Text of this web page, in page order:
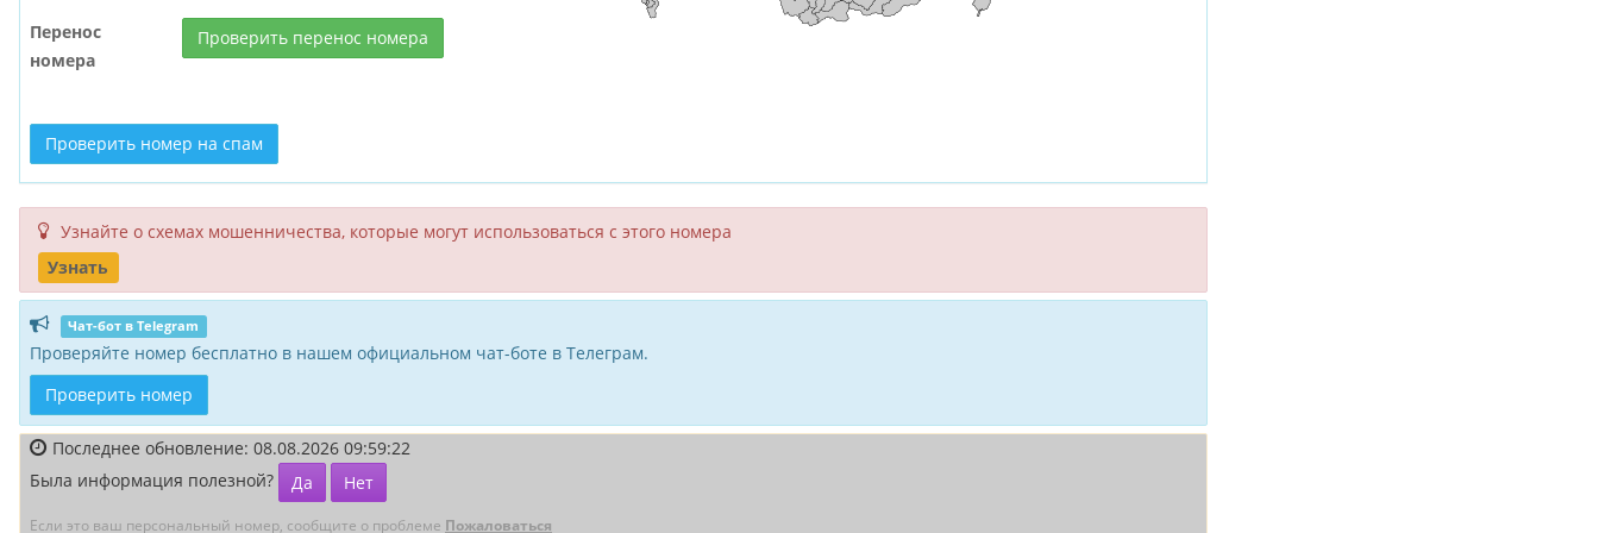
Перенос
номера
Проверить перенос номера
Проверить номер на спам
Узнайте о схемах мошенни­чества, кото­рые могут исполь­зоваться с этого номера
Узнать
Чат-бот в Telegram
Проверяйте номер бесплатно в нашем официальном чат-боте в Телеграм.
Проверить номер
Последнее обновление: 08.08.2026 09:59:22
Была информация полезной?
Да Нет
Если это ваш персональный номер, сообщите о проблеме Пожаловаться